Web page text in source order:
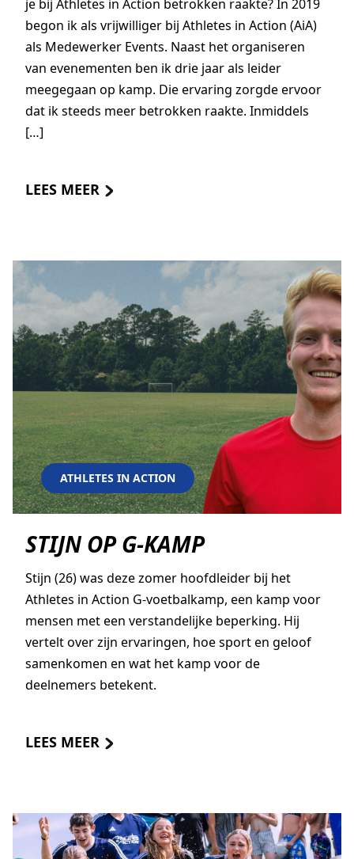
je bij Athletes in Action betrokken raakte? In 2019
begon ik als vrijwilliger bij Athletes in Action (AiA)
als Medewerker Events. Naast het organiseren
van evenementen ben ik drie jaar als leider
meegegaan op kamp. Die ervaring zorgde ervoor
dat ik steeds meer betrokken raakte. Inmiddels
[…]
LEES MEER
ATHLETES IN ACTION
STIJN OP G-KAMP
Stijn (26) was deze zomer hoofdleider bij het
Athletes in Action G-voetbalkamp, een kamp voor
mensen met een verstandelijke beperking. Hij
vertelt over zijn ervaringen, hoe sport en geloof
samenkomen en wat het kamp voor de
deelnemers betekent.
LEES MEER